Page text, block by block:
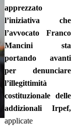
apprezzato
l’iniziativa che
l’avvocato Franco
Mancini sta
portando avanti
per denunciare
l’illegittimità
costituzionale delle
addizionali Irpef,
applicate